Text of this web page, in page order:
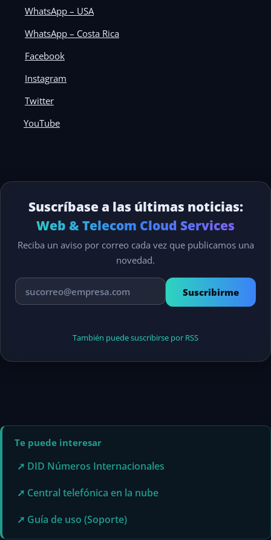
WhatsApp – USA
WhatsApp – Costa Rica
Facebook
Instagram
Twitter
YouTube
Suscríbase a las últimas noticias:
Web & Telecom Cloud Services
Reciba un aviso por correo cada vez que publicamos una
novedad.
Suscribirme
También puede suscribirse por RSS
Te puede interesar
➚ DID Números Internacionales
➚ Central telefónica en la nube
➚ Guía de uso (Soporte)